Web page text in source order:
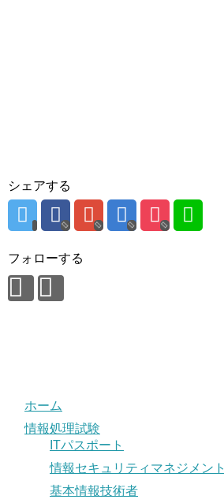
シェアする
フォローする
ホーム
情報処理試験
ITパスポート
情報セキュリティマネジメント
基本情報技術者